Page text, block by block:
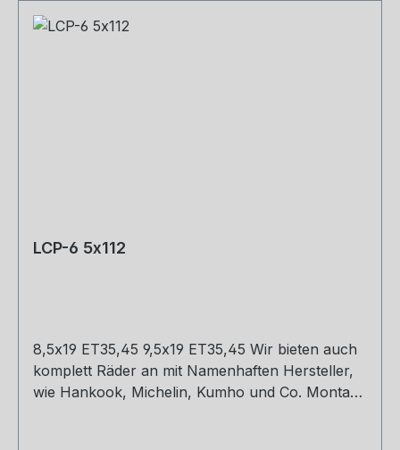
LCP-6 5x112
8,5x19 ET35,45 9,5x19 ET35,45 Wir bieten auch
komplett Räder an mit Namenhaften Hersteller,
wie Hankook, Michelin, Kumho und Co. Montage